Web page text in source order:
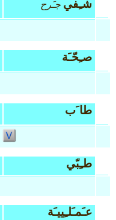
شـِفي جـَرح
صـِحّـَة
طا َب
طـِبّي
عـَمـَلـِييـَة